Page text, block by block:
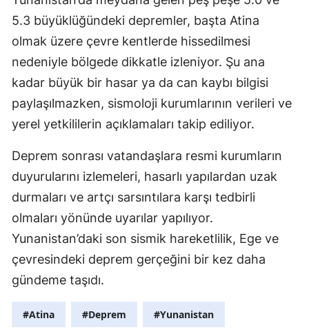
5.3 büyüklüğündeki depremler, başta Atina
olmak üzere çevre kentlerde hissedilmesi
nedeniyle bölgede dikkatle izleniyor. Şu ana
kadar büyük bir hasar ya da can kaybı bilgisi
paylaşılmazken, sismoloji kurumlarının verileri ve
yerel yetkililerin açıklamaları takip ediliyor.
Deprem sonrası vatandaşlara resmi kurumların
duyurularını izlemeleri, hasarlı yapılardan uzak
durmaları ve artçı sarsıntılara karşı tedbirli
olmaları yönünde uyarılar yapılıyor.
Yunanistan’daki son sismik hareketlilik, Ege ve
çevresindeki deprem gerçeğini bir kez daha
gündeme taşıdı.
#Atina #Deprem #Yunanistan